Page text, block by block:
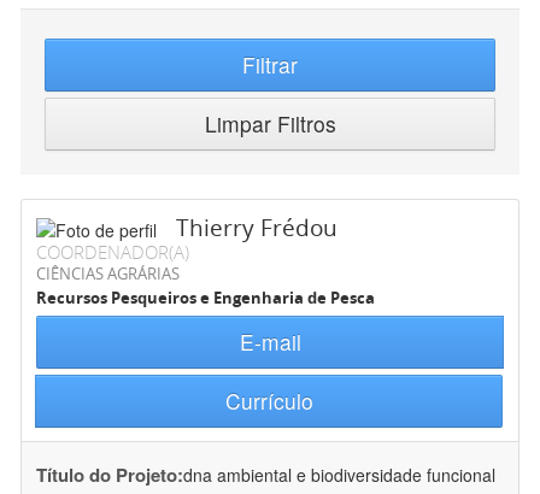
Filtrar
Limpar Filtros
Thierry Frédou
COORDENADOR(A)
CIÊNCIAS AGRÁRIAS
Recursos Pesqueiros e Engenharia de Pesca
E-mail
Currículo
Título do Projeto:dna ambiental e biodiversidade funcional